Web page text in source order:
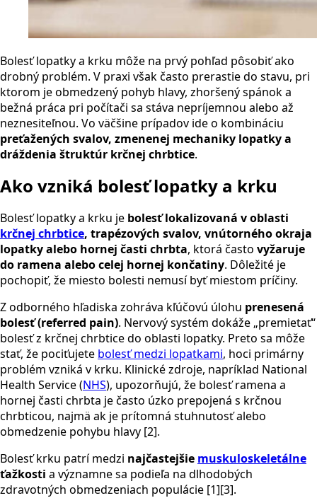
Bolesť lopatky a krku môže na prvý pohľad pôsobiť ako
drobný problém. V praxi však často prerastie do stavu, pri
ktorom je obmedzený pohyb hlavy, zhoršený spánok a
bežná práca pri počítači sa stáva nepríjemnou alebo až
neznesiteľnou. Vo väčšine prípadov ide o kombináciu
preťažených svalov, zmenenej mechaniky lopatky a
dráždenia štruktúr krčnej chrbtice.
Ako vzniká bolesť lopatky a krku
Bolesť lopatky a krku je bolesť lokalizovaná v oblasti
krčnej chrbtice, trapézových svalov, vnútorného okraja
lopatky alebo hornej časti chrbta, ktorá často vyžaruje
do ramena alebo celej hornej končatiny. Dôležité je
pochopiť, že miesto bolesti nemusí byť miestom príčiny.
Z odborného hľadiska zohráva kľúčovú úlohu prenesená
bolesť (referred pain). Nervový systém dokáže „premietať“
bolesť z krčnej chrbtice do oblasti lopatky. Preto sa môže
stať, že pociťujete bolesť medzi lopatkami, hoci primárny
problém vzniká v krku. Klinické zdroje, napríklad National
Health Service (NHS), upozorňujú, že bolesť ramena a
hornej časti chrbta je často úzko prepojená s krčnou
chrbticou, najmä ak je prítomná stuhnutosť alebo
obmedzenie pohybu hlavy [2].
Bolesť krku patrí medzi najčastejšie muskuloskeletálne
ťažkosti a významne sa podieľa na dlhodobých
zdravotných obmedzeniach populácie [1][3].